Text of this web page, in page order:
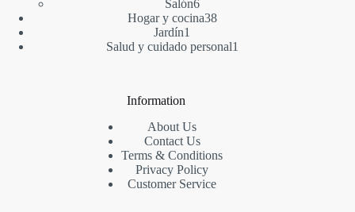
Salón66
productos
Hogar y cocina3838
Jardín1
producto
Salud y cuidado personal1
Information
About Us
Contact Us
Terms & Conditions
Privacy Policy
Customer Service